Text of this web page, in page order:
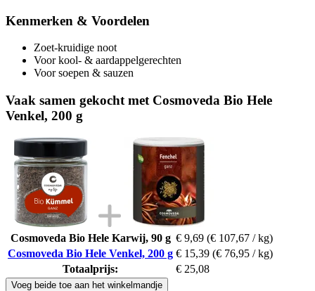
Kenmerken & Voordelen
Zoet-kruidige noot
Voor kool- & aardappelgerechten
Voor soepen & sauzen
Vaak samen gekocht met Cosmoveda Bio Hele
Venkel, 200 g
Cosmoveda Bio Hele Karwij, 90 g € 9,69 (€ 107,67 / kg)
Cosmoveda Bio Hele Venkel, 200 g € 15,39 (€ 76,95 / kg)
Totaalprijs:
€ 25,08
Voeg beide toe aan het winkelmandje